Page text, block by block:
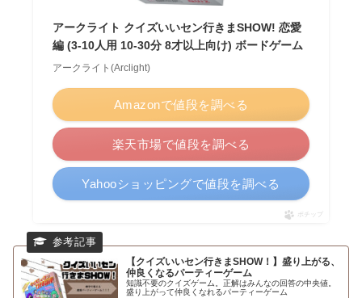
アークライト クイズいいセン行きまSHOW! 恋愛
編 (3-10人用 10-30分 8才以上向け) ボードゲーム
アークライト(Arclight)
Amazonで値段を調べる
楽天市場で値段を調べる
Yahooショッピングで値段を調べる
ポチップ
【クイズいいセン行きまSHOW！】盛り上がる、
仲良くなるパーティーゲーム
知識不要のクイズゲーム。正解はみんなの回答の中央値。
盛り上がって仲良くなれるパーティーゲーム